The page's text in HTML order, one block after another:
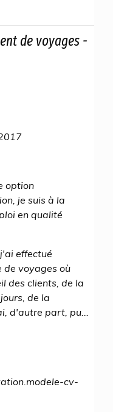
de voyages -
option
je suis à la
en qualité
effectué
de voyages où
des clients, de la
de la
d'autre part, pu...
cv-